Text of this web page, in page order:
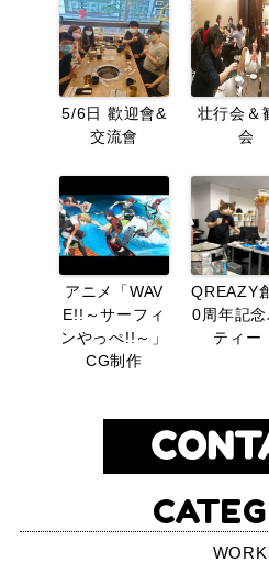
5/6日 歡迎會&
交流會
壮行会＆
会
アニメ「WAV
E!!～サーフィ
ンやっぺ!!～」
CG制作
QREAZY
0周年記念
ティー